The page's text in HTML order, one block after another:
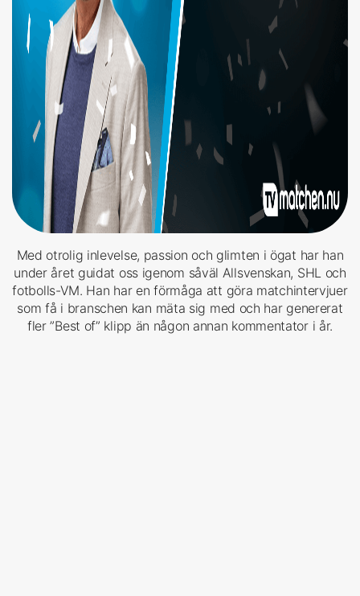
Med otrolig inlevelse, passion och glimten i ögat har han
under året guidat oss igenom såväl Allsvenskan, SHL och
fotbolls-VM. Han har en förmåga att göra matchintervjuer
som få i branschen kan mäta sig med och har genererat
fler ”Best of” klipp än någon annan kommentator i år.